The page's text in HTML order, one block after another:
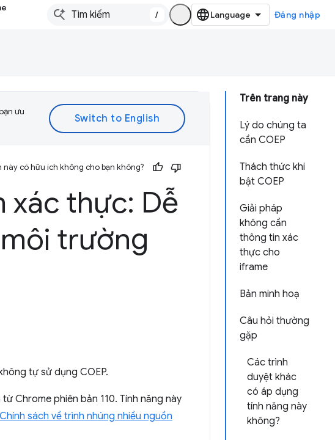
/ Đăng nhập
Trên trang này
Lý do chúng ta
cần COEP
Thách thức khi
bật COEP
Giải pháp
không cần
thông tin xác
thực cho
iframe
Bản minh hoạ
Câu hỏi thường
gặp
Các trình
duyệt khác
có áp dụng
tính năng này
không?
ưu
này có hữu ích không cho bạn không?
xác thực: Dễ
trường
tự sử dụng COEP.
Chrome phiên bản 110. Tính năng này
Chính sách về trình nhúng nhiều nguồn